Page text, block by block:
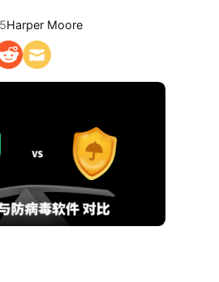
Harper Moore